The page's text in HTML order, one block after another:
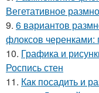
Вегетативное
9. 6 вариантов
флоксов черенками:
10. Графика и
Роспись стен
11. Как посадить и